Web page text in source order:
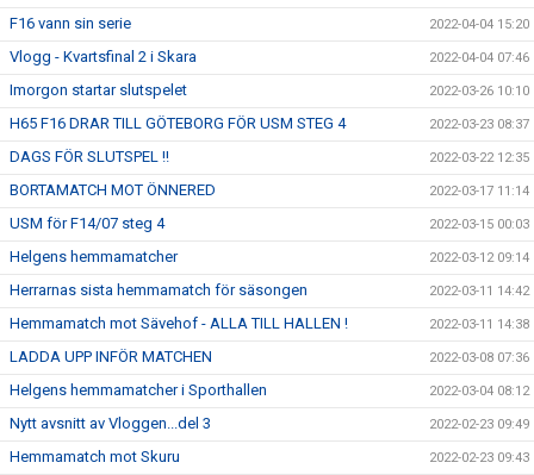
F16 vann sin serie 2022-04-04 15:20
Vlogg - Kvartsfinal 2 i Skara 2022-04-04 07:46
Imorgon startar slutspelet 2022-03-26 10:10
H65 F16 DRAR TILL GÖTEBORG FÖR USM STEG 4 2022-03-23 08:37
DAGS FÖR SLUTSPEL !! 2022-03-22 12:35
BORTAMATCH MOT ÖNNERED 2022-03-17 11:14
USM för F14/07 steg 4 2022-03-15 00:03
Helgens hemmamatcher 2022-03-12 09:14
Herrarnas sista hemmamatch för säsongen 2022-03-11 14:42
Hemmamatch mot Sävehof - ALLA TILL HALLEN ! 2022-03-11 14:38
LADDA UPP INFÖR MATCHEN 2022-03-08 07:36
Helgens hemmamatcher i Sporthallen 2022-03-04 08:12
Nytt avsnitt av Vloggen...del 3 2022-02-23 09:49
Hemmamatch mot Skuru 2022-02-23 09:43